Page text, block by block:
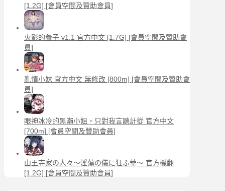
[1.2G] [會員空間及贊助會員]
火影的養子 v1.1 官方中文 [1.7G] [會員空間及贊助會
員]
亂情小妹 官方中文 無修改 [800m] [會員空間及贊助會
員]
眼神冰冷的黑瀨小姐，只對我言聽計從 官方中文
[700m] [會員空間及贊助會員]
山王寺家の人々～淫蕩の儀に狂ふ華～ 官方機翻
[1.2G] [會員空間及贊助會員]